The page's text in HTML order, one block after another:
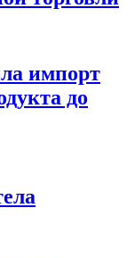
импорт
до